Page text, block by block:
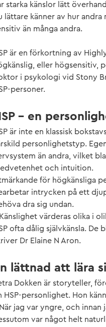
starka känslor lätt
lättare känner av hur andra
än många andra.
är en förkortning av
eller högsensitiv,
i psykologi vid Stony
personer.
– en
är inte en klassisk
personlighetstyp.
än andra, vilket
och intuition.
för högkänsliga
intrycken på ett
dra sig undan.
värderas olika i
ofta dålig självkänsla. De
Dr Elaine N Aron.
lättnad att lära
Dokken är storyteller,
HSP-personlighet. Hon
jag var yngre, och
var något helt